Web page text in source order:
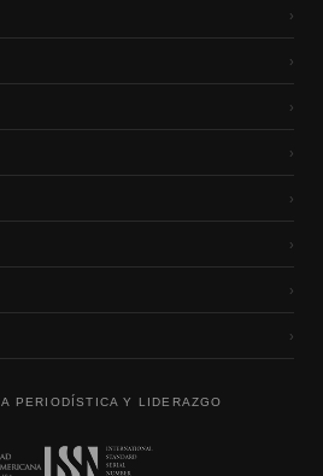
›
›
›
›
›
›
›
›
PERIODÍSTICA Y LIDERAZGO